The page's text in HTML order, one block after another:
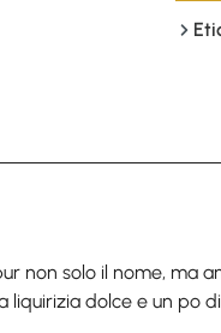
solo il nome, ma
dolce e un po